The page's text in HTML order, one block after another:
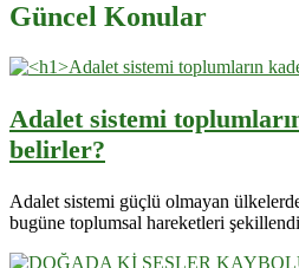
Güncel Konular
Adalet sistemi
belirler?
Adalet sistemi güçlü olmayan
bugüne toplumsal hareketleri